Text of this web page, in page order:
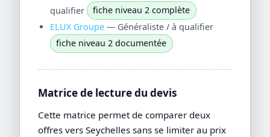
qualifier
fiche niveau 2 complète
ELUX Groupe— Généraliste / à qualifier
fiche niveau 2 documentée
Matrice de lecture du devis
Cette matrice permet de comparer deux
offres vers Seychelles sans se limiter au prix